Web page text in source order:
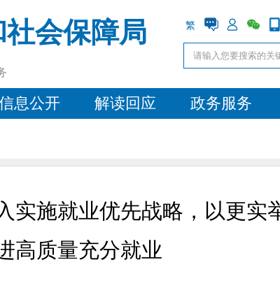
会保障局 繁
息公开 解读回应 政务服务
实施就业优先战略，以更实
高质量充分就业